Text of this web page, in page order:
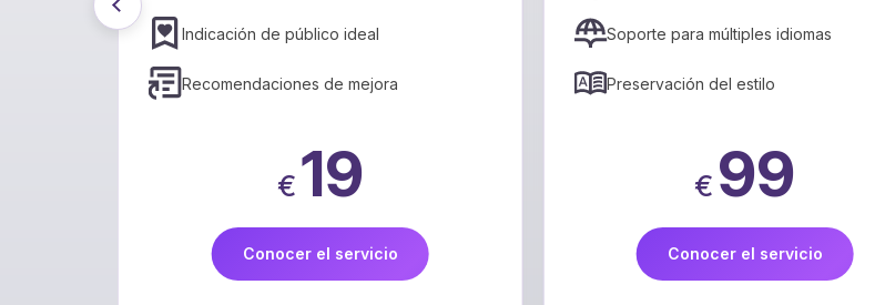
Indicación de público ideal
Recomendaciones de mejora
€19
Conocer el servicio
Soporte para múltiples idiomas
Preservación del estilo
€ 99
Conocer el servicio